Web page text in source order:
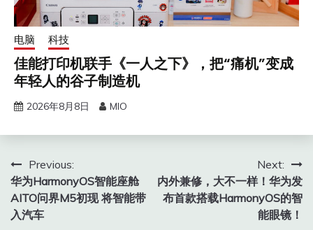
电脑 科技
佳能打印机联手《一人之下》，把“痛机”变成
年轻人的谷子制造机
2026年8月8日 MIO
文
章
导
Previous:
华为HarmonyOS智能座舱
AITO问界M5初现 将智能带
入汽车
Next:
内外兼修，大不一样！华为发
布首款搭载HarmonyOS的智
能眼镜！